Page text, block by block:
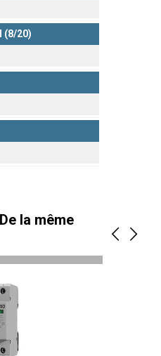
(8/20)
la même